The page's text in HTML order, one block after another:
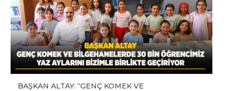
BAŞKAN ALTAY: “GENÇ KOMEK VE